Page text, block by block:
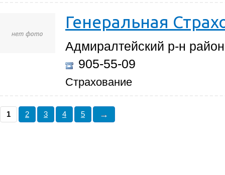
Генеральная
Адмиралтейский р-н
905-55-09
Страхование
1 2 3 4 5 →